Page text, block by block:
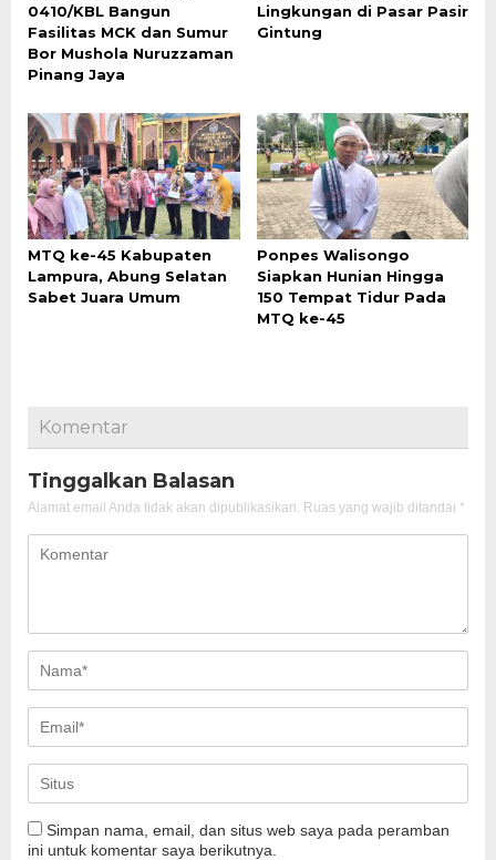
0410/KBL Bangun
Fasilitas MCK dan Sumur
Bor Mushola Nuruzzaman
Pinang Jaya
Lingkungan di Pasar Pasir
Gintung
MTQ ke-45 Kabupaten
Lampura, Abung Selatan
Sabet Juara Umum
Ponpes Walisongo
Siapkan Hunian Hingga
150 Tempat Tidur Pada
MTQ ke-45
Komentar
Tinggalkan Balasan
Alamat email Anda tidak akan dipublikasikan. Ruas yang wajib ditandai *
Simpan nama, email, dan situs web saya pada peramban
ini untuk komentar saya berikutnya.